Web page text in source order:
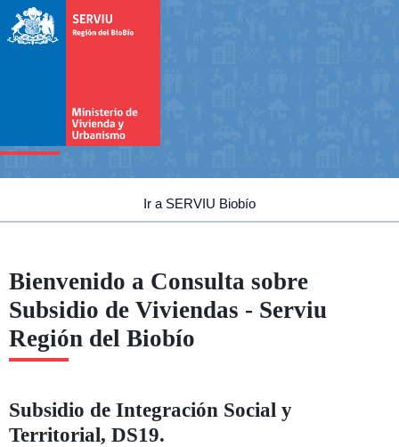
Ir a SERVIU Biobío
Menú Principal
Bienvenido a Consulta sobre
Subsidio de Viviendas - Serviu
Región del Biobío
Subsidio de Integración Social y
Territorial, DS19.